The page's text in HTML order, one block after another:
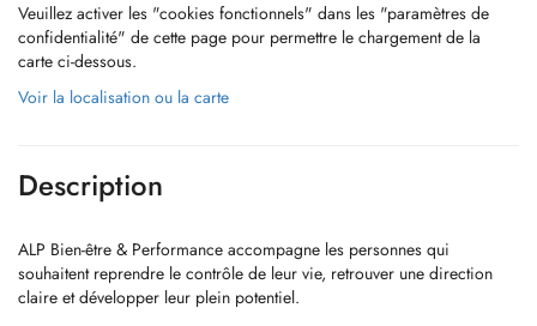
Veuillez activer les "cookies fonctionnels" dans les "paramètres de
confidentialité" de cette page pour permettre le chargement de la
carte ci-dessous.
Voir la localisation ou la carte
Description
ALP Bien-être & Performance accompagne les personnes qui
souhaitent reprendre le contrôle de leur vie, retrouver une direction
claire et développer leur plein potentiel.